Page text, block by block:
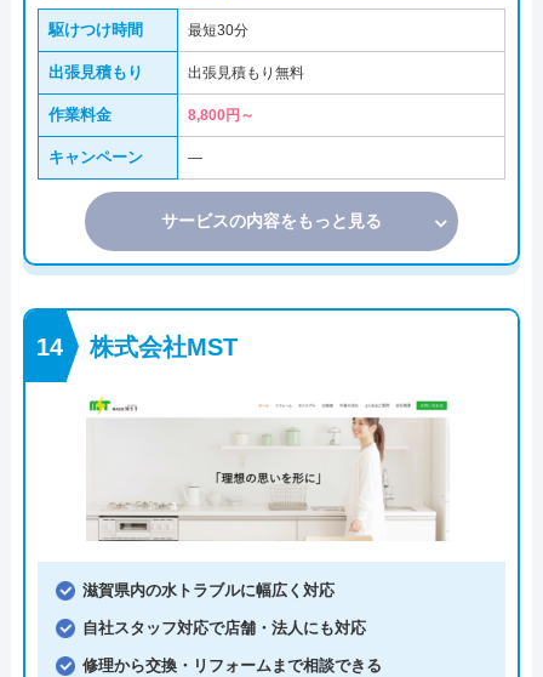
駆けつけ時間 最短30分
出張見積もり 出張見積もり無料
作業料金 8,800円～
キャンペーン ―
サービスの内容をもっと見る
株式会社MST
滋賀県内の水トラブルに幅広く対応
自社スタッフ対応で店舗・法人にも対応
修理から交換・リフォームまで相談できる